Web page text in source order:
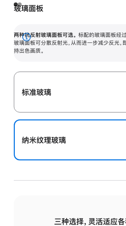
玻璃面板
两种抗反射玻璃面板可选。 标配的玻璃面板经
玻璃面板可分散反射光，从而进一步减少反光
持出色画质。
展
开
标准玻璃
纳米纹理玻璃
三种选择，灵活适应各